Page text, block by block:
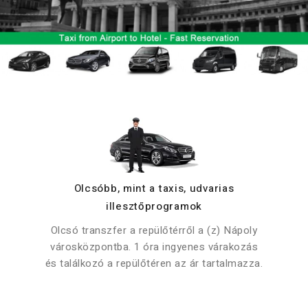
Olcsóbb, mint a taxis, udvarias
illesztőprogramok
Olcsó transzfer a repülőtérről a (z) Nápoly
városközpontba. 1 óra ingyenes várakozás
és találkozó a repülőtéren az ár tartalmazza.